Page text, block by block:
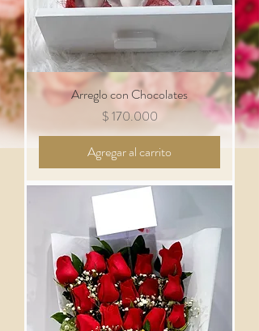
Arreglo con Chocolates
Precio
$ 170.000
Agregar al carrito